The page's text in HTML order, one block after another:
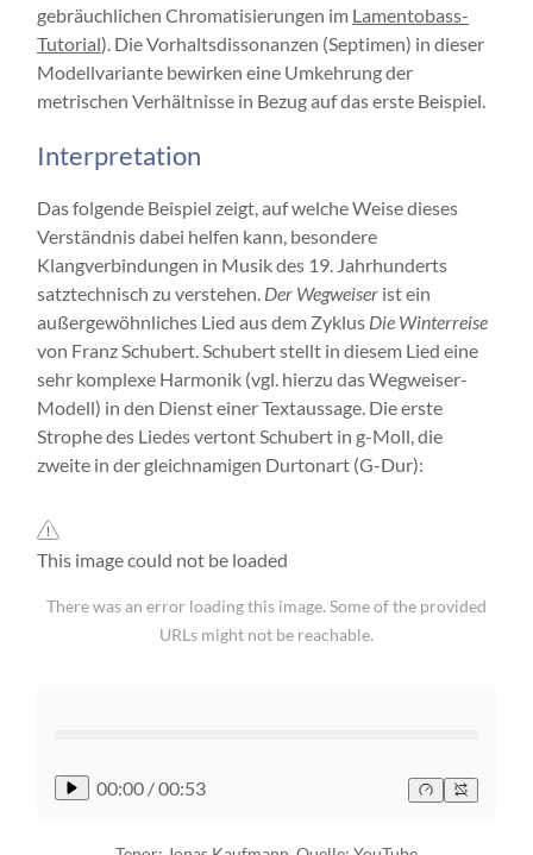
gebräuchlichen Chromatisierungen im Lamentobass-
Tutorial). Die Vorhaltsdissonanzen (Septimen) in dieser
Modellvariante bewirken eine Umkehrung der
metrischen Verhältnisse in Bezug auf das erste Beispiel.
Interpretation
Das folgende Beispiel zeigt, auf welche Weise dieses
Verständnis dabei helfen kann, besondere
Klangverbindungen in Musik des 19. Jahrhunderts
satztechnisch zu verstehen. Der Wegweiser ist ein
außergewöhnliches Lied aus dem Zyklus Die Winterreise
von Franz Schubert. Schubert stellt in diesem Lied eine
sehr komplexe Harmonik (vgl. hierzu das Wegweiser-
Modell) in den Dienst einer Textaussage. Die erste
Strophe des Liedes vertont Schubert in g-Moll, die
zweite in der gleichnamigen Durtonart (G-Dur):
This image could not be loaded
There was an error loading this image. Some of the provided
URLs might not be reachable.
00:00 /00:53